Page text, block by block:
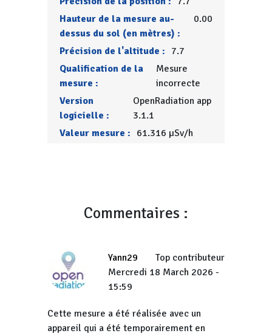
Hauteur de la mesure au-
dessus du sol (en mètres) :
0.00
Précision de l'altitude : 7.7
Qualification de la
mesure :
Mesure
incorrecte
Version
logicielle :
OpenRadiation app
3.1.1
Valeur mesure : 61.316 µSv/h
Commentaires :
Yann29
Top contributeur
Mercredi 18 March 2026 -
15:59
Cette mesure a été réalisée avec un
appareil qui a été temporairement en